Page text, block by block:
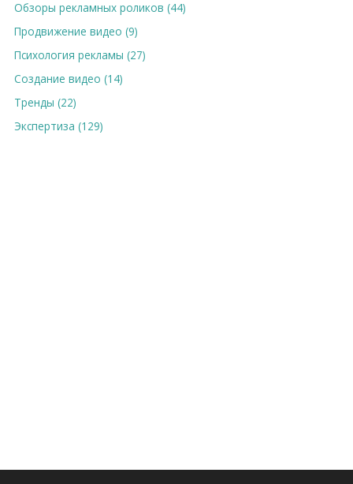
Обзоры рекламных роликов (44)
Продвижение видео (9)
Психология рекламы (27)
Создание видео (14)
Тренды (22)
Экспертиза (129)